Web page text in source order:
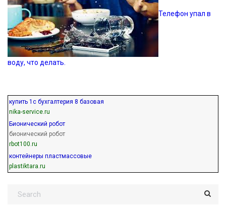
Телефон упал в
воду, что делать.
купить 1с бухгалтерия 8 базовая
nika-service.ru
Бионический робот
бионический робот
rbot100.ru
контейнеры пластмассовые
plastiktara.ru